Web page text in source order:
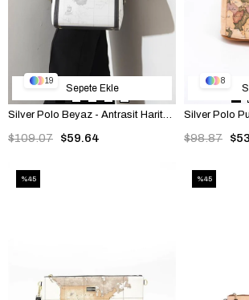
19
Silver Polo Beyaz - Antrasit Harita Kadın El Çantası SP1091
$59.64
$109.07
Sepete Ekle
8
$98.87
%45 %45